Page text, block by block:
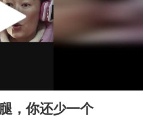
技发行价格150.80元/股
辅警收受10万获刑1年
曝已秘密设立古巴工作组
，你还少一个